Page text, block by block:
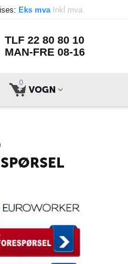
Eks mva Inkl mva
TLF 22 80 80 10
MAN-FRE 08-16
0
VOGN